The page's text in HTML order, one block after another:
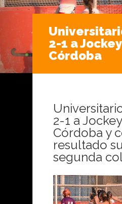
2-1 a
Córdoba
2-1 a
Córdoba y
resultado
segunda